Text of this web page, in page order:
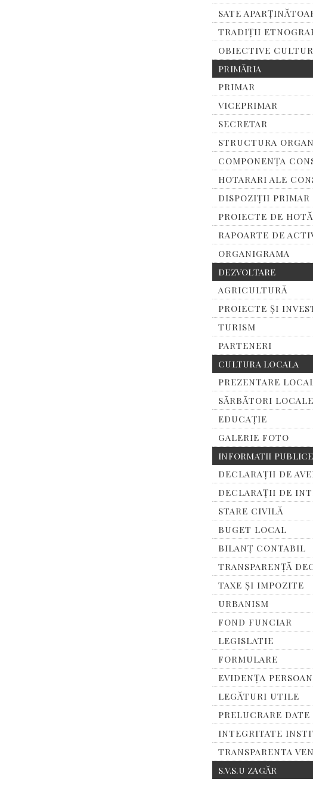
SATE
TRADIȚII
OBIECTIVE
PRIMĂRIA
PRIMAR
VICEPRIMAR
SECRETAR
STRUCTURA
COMPONENȚA
HOTARARI ALE
DISPOZIȚII PRIMAR
PROIECTE DE
RAPOARTE DE
ORGANIGRAMA
DEZVOLTARE
AGRICULTURĂ
PROIECTE ȘI
TURISM
PARTENERI
CULTURA LOCALA
PREZENTARE
SĂRBĂTORI LOCALE
EDUCAȚIE
GALERIE FOTO
INFORMATII PUBLICE
DECLARAȚII DE
DECLARAȚII DE
STARE CIVILĂ
BUGET LOCAL
BILANȚ CONTABIL
TRANSPARENȚĂ
TAXE ȘI IMPOZITE
URBANISM
FOND FUNCIAR
LEGISLATIE
FORMULARE
EVIDENȚA
LEGĂTURI UTILE
PRELUCRARE DATE
INTEGRITATE
TRANSPARENTA
S.V.S.U ZAGĂR